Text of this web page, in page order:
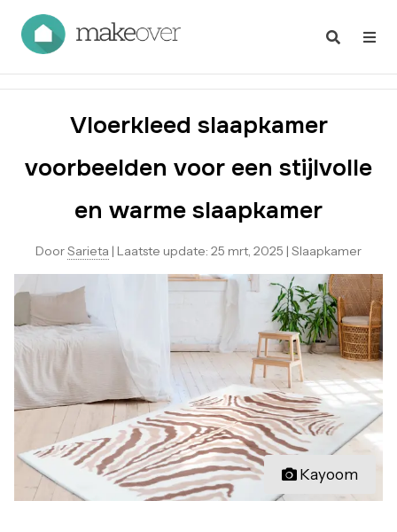
Vloerkleed slaapkamer
voorbeelden voor een stijlvolle
en warme slaapkamer
DoorSarieta | Laatste update: 25 mrt, 2025 | Slaapkamer
Kayoom